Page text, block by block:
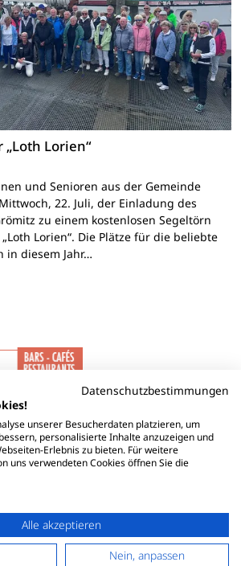
Lorien“
und Senioren aus der Gemeinde
22. Juli, der Einladung des
zu einem kostenlosen Segeltörn
Lorien“. Die Plätze für die beliebte
in diesem Jahr…
Datenschutzbestimmungen
unserer Besucherdaten platzieren, um
personalisierte Inhalte anzuzeigen und
Erlebnis zu bieten. Für weitere
uns verwendeten Cookies öffnen Sie die
Alle akzeptieren
Nein, anpassen